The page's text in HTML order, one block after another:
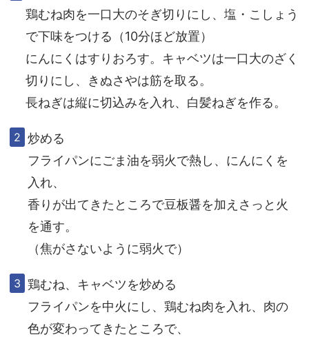
鶏むね肉を一口大のそぎ切りにし、塩・こしょう
で下味をつける（10分ほど放置）
にんにくはすりおろす。キャベツは一口大のざく
切りにし、きぬさやは筋を取る。
長ねぎは縦に切込みを入れ、白髪ねぎを作る。
炒める
フライパンにごま油を弱火で熱し、にんにくを
入れ、
香りが出てきたところで豆板醤を加えさっと火
を通す。
（焦がさないように弱火で）
鶏むね、キャベツを炒める
フライパンを中火にし、鶏むね肉を入れ、肉の
色が変わってきたところで、